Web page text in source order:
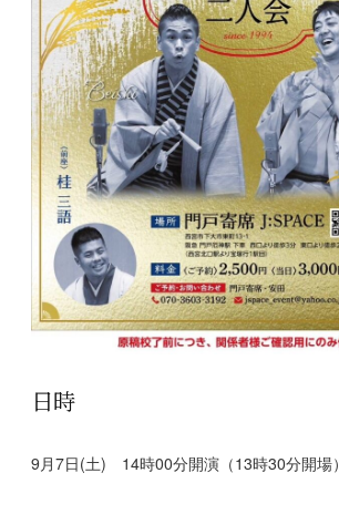
日時
9月7日(土) 14時00分開演（13時30分開場）